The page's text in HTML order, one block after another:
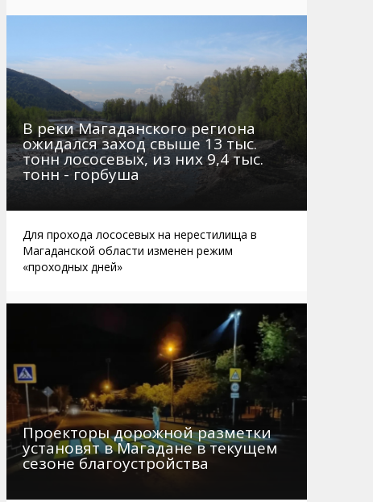
Автобусы Магадан – Аэропорт
Таблица приливов отливов
Не мусорить
Браконьеры
В реки Магаданского региона
ожидался заход свыше 13 тыс.
тонн лососевых, из них 9,4 тыс.
тонн - горбуша
Для прохода лососевых на нерестилища в
Магаданской области изменен режим
«проходных дней»
Проекторы дорожной разметки
установят в Магадане в текущем
сезоне благоустройства